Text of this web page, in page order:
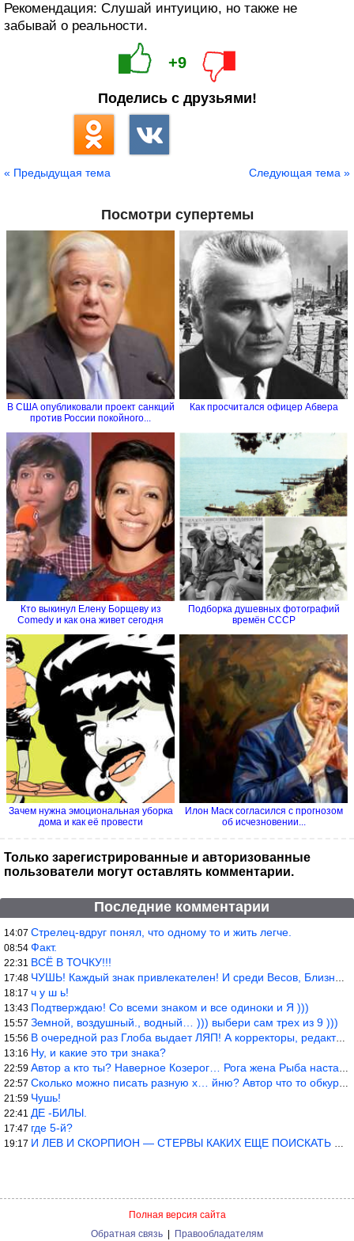
Рекомендация: Слушай интуицию, но также не
забывай о реальности.
+9
Поделись с друзьями!
« Предыдущая тема Следующая тема »
Посмотри супертемы
В США опубликовали проект санкций
против России покойного...
Как просчитался офицер Абвера
Кто выкинул Елену Борщеву из
Comedy и как она живет сегодня
Подборка душевных фотографий
времён СССР
Зачем нужна эмоциональная уборка
дома и как её провести
Илон Маск согласился с прогнозом
об исчезновении...
Только зарегистрированные и авторизованные
пользователи могут оставлять комментарии.
Последние комментарии
14:07 Стрелец-вдруг понял, что одному то и жить легче.
08:54 Факт.
22:31 ВСЁ В ТОЧКУ!!!
17:48 ЧУШЬ! Каждый знак привлекателен! И среди Весов, Близнецов встреч
18:17 ч у ш ь!
13:43 Подтверждаю! Со всеми знаком и все одиноки и Я )))
15:57 Земной, воздушный., водный… ))) выбери сам трех из 9 )))
15:56 В очередной раз Глоба выдает ЛЯП! А корректоры, редакторы пропус
13:16 Ну, и какие это три знака?
22:59 Автор а кто ты? Наверное Козерог… Рога жена Рыба наставила ))
22:57 Сколько можно писать разную х… йню? Автор что то обкурился?
21:59 Чушь!
22:41 ДЕ -БИЛЫ.
17:47 где 5-й?
19:17 И ЛЕВ И СКОРПИОН — СТЕРВЫ КАКИХ ЕЩЕ ПОИСКАТЬ НАДО
Полная версия сайта
Обратная связь
Правообладателям